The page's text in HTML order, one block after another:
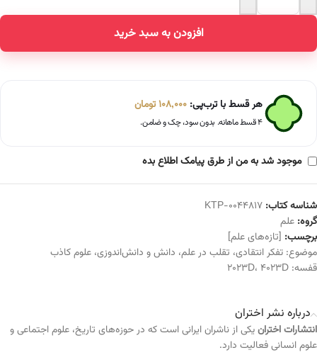
افزودن به سبد خرید
Alternative:
هر قسط با ترب‌پی: 108,000تومان
۴ قسط ماهانه. بدون سود، چک و ضامن.
موجود شد به من از طرق پیامک اطلاع بده
شناسه کتاب: KTP-0044817
گروه: علم
برچسب: [تازه‌های علم]
موضوع: تفکر انتقادی، تقلب در علم، دانش و دانش‌اندوزی، علوم کاذب
قفسه:
2023D، 4023D
درباره نشر اختران
انتشارات اخترانیکی از ناشران ایرانی است که در حوزه‌های تاریخ، علوم اجتماعی و
علوم انسانی فعالیت دارد.